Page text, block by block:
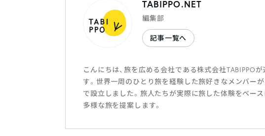
TABIPPO.NET
編集部
記事一覧へ
こんにちは、旅を広める会社である株式会社TABIPPO
す。世界一周のひとり旅を経験した旅好きなメンバー
で設立しました。旅人たちが実際に旅した体験をベー
多様な旅を提案します。